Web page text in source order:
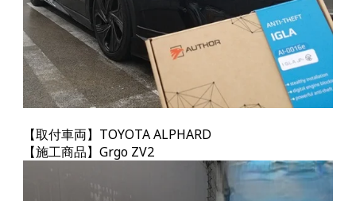
【取付車両】TOYOTA ALPHARD
【施工商品】Grgo ZV2